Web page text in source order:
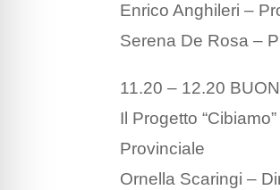
Enrico Anghileri –
Serena De Rosa –
11.20 – 12.20
Il Progetto
Provinciale
Ornella Scaringi –